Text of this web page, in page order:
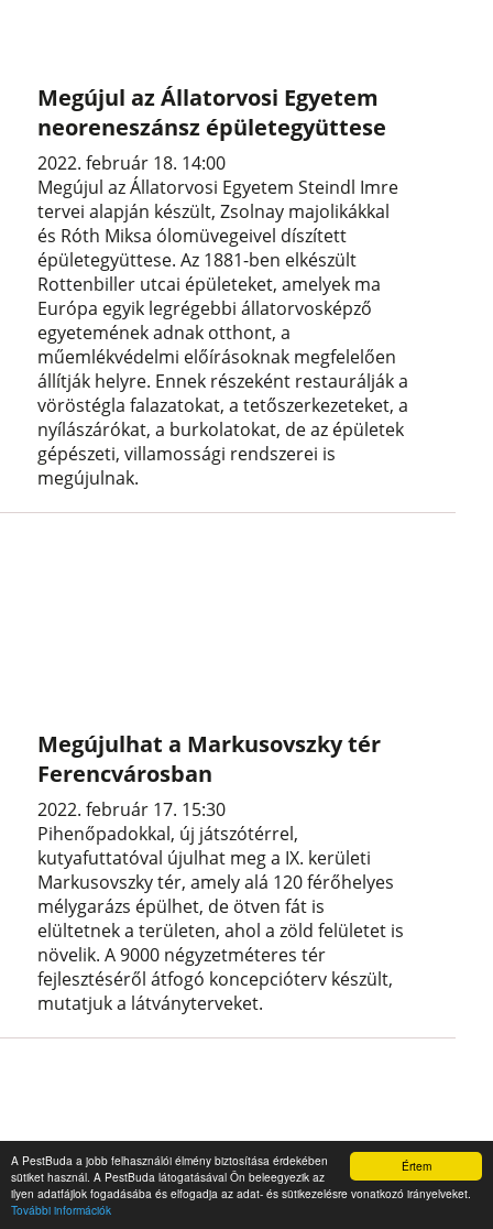
Értem
A PestBuda a jobb felhasználói élmény biztosítása érdekében
sütiket használ. A PestBuda látogatásával Ön beleegyezik az
ilyen adatfájlok fogadásába és elfogadja az adat- és sütikezelésre vonatkozó irányelveket.
További információk
Megújul az Állatorvosi Egyetem
neoreneszánsz épületegyüttese
2022. február 18. 14:00
Megújul az Állatorvosi Egyetem Steindl Imre
tervei alapján készült, Zsolnay majolikákkal
és Róth Miksa ólomüvegeivel díszített
épületegyüttese. Az 1881-ben elkészült
Rottenbiller utcai épületeket, amelyek ma
Európa egyik legrégebbi állatorvosképző
egyetemének adnak otthont, a
műemlékvédelmi előírásoknak megfelelően
állítják helyre. Ennek részeként restaurálják a
vöröstégla falazatokat, a tetőszerkezeteket, a
nyílászárókat, a burkolatokat, de az épületek
gépészeti, villamossági rendszerei is
megújulnak.
Megújulhat a Markusovszky tér
Ferencvárosban
2022. február 17. 15:30
Pihenőpadokkal, új játszótérrel,
kutyafuttatóval újulhat meg a IX. kerületi
Markusovszky tér, amely alá 120 férőhelyes
mélygarázs épülhet, de ötven fát is
elültetnek a területen, ahol a zöld felületet is
növelik. A 9000 négyzetméteres tér
fejlesztéséről átfogó koncepcióterv készült,
mutatjuk a látványterveket.